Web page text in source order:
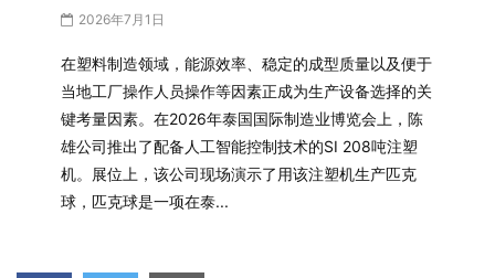
2026年7月1日
在塑料制造领域，能源效率、稳定的成型质量以及便于
当地工厂操作人员操作等因素正成为生产设备选择的关
键考量因素。在2026年泰国国际制造业博览会上，陈
雄公司推出了配备人工智能控制技术的SI 208吨注塑
机。展位上，该公司现场演示了用该注塑机生产匹克
球，匹克球是一项在泰...